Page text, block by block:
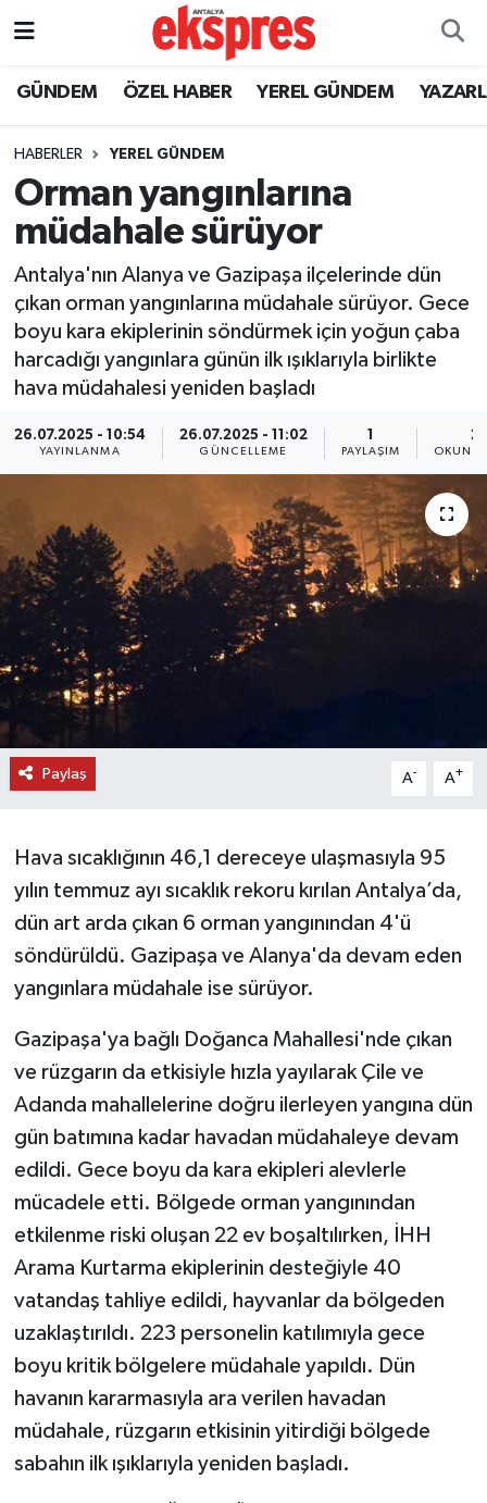
GÜNDEM ÖZEL HABER YEREL GÜNDEM
HABERLER YEREL GÜNDEM
Orman yangınlarına
müdahale sürüyor
Antalya'nın Alanya ve Gazipaşa ilçelerinde dün
çıkan orman yangınlarına müdahale sürüyor. Gece
boyu kara ekiplerinin söndürmek için yoğun çaba
harcadığı yangınlara günün ilk ışıklarıyla birlikte
hava müdahalesi yeniden başladı
26.07.2025 - 10:54
YAYINLANMA
26.07.2025 - 11:02
GÜNCELLEME
1
PAYLAŞIM
2
Paylaş A- A+
Hava sıcaklığının 46,1 dereceye ulaşmasıyla 95
yılın temmuz ayı sıcaklık rekoru kırılan Antalya’da,
dün art arda çıkan 6 orman yangınından 4'ü
söndürüldü. Gazipaşa ve Alanya'da devam eden
yangınlara müdahale ise sürüyor.
Gazipaşa'ya bağlı Doğanca Mahallesi'nde çıkan
ve rüzgarın da etkisiyle hızla yayılarak Çile ve
Adanda mahallelerine doğru ilerleyen yangına dün
gün batımına kadar havadan müdahaleye devam
edildi. Gece boyu da kara ekipleri alevlerle
mücadele etti. Bölgede orman yangınından
etkilenme riski oluşan 22 ev boşaltılırken, İHH
Arama Kurtarma ekiplerinin desteğiyle 40
vatandaş tahliye edildi, hayvanlar da bölgeden
uzaklaştırıldı. 223 personelin katılımıyla gece
boyu kritik bölgelere müdahale yapıldı. Dün
havanın kararmasıyla ara verilen havadan
müdahale, rüzgarın etkisinin yitirdiği bölgede
sabahın ilk ışıklarıyla yeniden başladı.
ÖZEL HABER
YEREL GÜNDEM
EKONOMİ
KÜLTÜR - SANAT
SPOR
SAĞLIK
DÜNYA
EĞİTİM
TURİZM
RÖPORTAJ
VİDEO HABERLER
RESMİ İLAN
MAGAZİN
Nöbetçi Eczaneler
Trafik Durumu
Süper Lig Puan Durumu ve Fikstür
Tüm Manşetler
Son Dakika Haberleri